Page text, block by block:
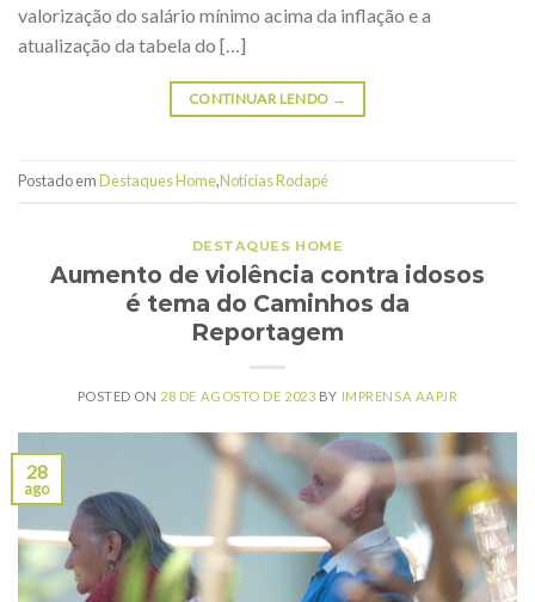
valorização do salário mínimo acima da inflação e a
atualização da tabela do […]
CONTINUAR LENDO →
Postado emDestaques Home,Notícias Rodapé
DESTAQUES HOME
Aumento de violência contra idosos
é tema do Caminhos da
Reportagem
POSTED ON 28 DE AGOSTO DE 2023 BY IMPRENSA AAPJR
28
ago